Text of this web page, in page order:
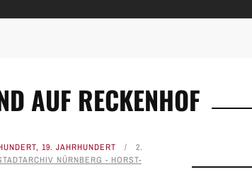
AUF RECKENHOF
, 19. JAHRHUNDERT
2.
NÜRNBERG - HORST-